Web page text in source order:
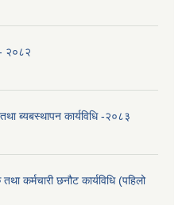
- २०८२
ब्यबस्थापन कार्यविधि -२०८३
कर्मचारी छनौट कार्यविधि (पहिलो